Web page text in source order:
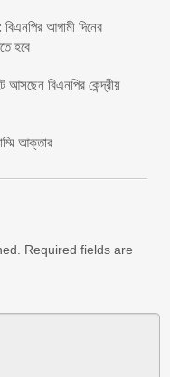
বিএনপির আগামী দিনের
হবে
আসছেন বিএনপির কেন্দ্রীয়
আক্তার
Required fields are